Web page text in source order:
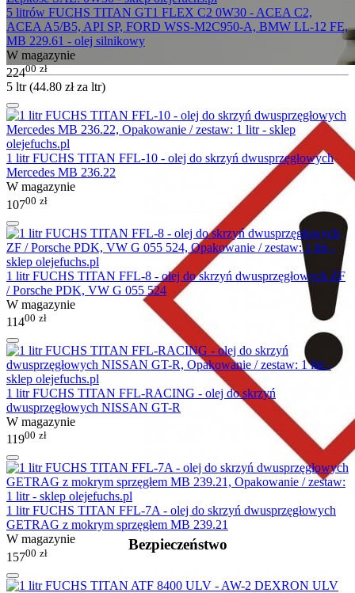
Bezpieczeństwo
5 litrów FUCHS TITAN GT1 FLEX C2 0W30 - ACEA C2,
ACEA A5/B5, API SP, FORD WSS-M2C950-A, BMW LL-12 FE,
MB 229.61 - olej silnikowy
W magazynie
22400 zł
5 ltr (44.80 złza ltr)
1 litr FUCHS TITAN FFL-10 - olej do skrzyń dwusprzęgłowych
Mercedes MB 236.22
W magazynie
10700 zł
1 litr FUCHS TITAN FFL-8 - olej do skrzyń dwusprzęgłowych ZF
/ Porsche PDK, VW G 055 524
W magazynie
11400 zł
1 litr FUCHS TITAN FFL-RACING - olej do skrzyń
dwusprzęgłowych NISSAN GT-R
W magazynie
11900 zł
1 litr FUCHS TITAN FFL-7A - olej do skrzyń dwusprzęgłowych
GETRAG z mokrym sprzęgłem MB 239.21
W magazynie
15700 zł